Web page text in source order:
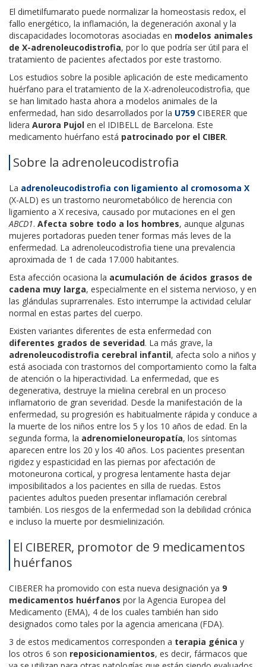
El dimetilfumarato puede normalizar la homeostasis redox, el
fallo energético, la inflamación, la degeneración axonal y la
discapacidades locomotoras asociadas en modelos animales
de X-adrenoleucodistrofia, por lo que podría ser útil para el
tratamiento de pacientes afectados por este trastorno.
Los estudios sobre la posible aplicación de este medicamento
huérfano para el tratamiento de la X-adrenoleucodistrofia, que
se han limitado hasta ahora a modelos animales de la
enfermedad, han sido desarrollados por la U759CIBERER que
lidera Aurora Pujol en el IDIBELL de Barcelona. Este
medicamento huérfano está patrocinado por el CIBER.
Sobre la adrenoleucodistrofia
La adrenoleucodistrofia con ligamiento al cromosoma X
(X-ALD) es un trastorno neurometabólico de herencia con
ligamiento a X recesiva, causado por mutaciones en el gen
ABCD1. Afecta sobre todo a los hombres, aunque algunas
mujeres portadoras pueden tener formas más leves de la
enfermedad. La adrenoleucodistrofia tiene una prevalencia
aproximada de 1 de cada 17.000 habitantes.
Esta afección ocasiona la acumulación de ácidos grasos de
cadena muy larga, especialmente en el sistema nervioso, y en
las glándulas suprarrenales. Esto interrumpe la actividad celular
normal en estas partes del cuerpo.
Existen variantes diferentes de esta enfermedad con
diferentes grados de severidad. La más grave, la
adrenoleucodistrofia cerebral infantil, afecta solo a niños y
está asociada con trastornos del comportamiento como la falta
de atención o la hiperactividad. La enfermedad, que es
degenerativa, destruye la mielina cerebral en un proceso
inflamatorio de gran severidad. Desde la manifestación de la
enfermedad, su progresión es habitualmente rápida y conduce a
la muerte de los niños entre los 5 y los 10 años de edad. En la
segunda forma, la adrenomieloneuropatía, los síntomas
aparecen entre los 20 y los 40 años. Los pacientes presentan
rigidez y espasticidad en las piernas por afectación de
motoneurona cortical, y progresa lentamente hasta dejar
imposibilitados a los pacientes en silla de ruedas. Estos
pacientes adultos pueden presentar inflamación cerebral
también. Los riesgos de la enfermedad son la debilidad crónica
e incluso la muerte por desmielinización.
El CIBERER, promotor de 9 medicamentos
huérfanos
CIBERER ha promovido con esta nueva designación ya 9
medicamentos huérfanos por la Agencia Europea del
Medicamento (EMA), 4 de los cuales también han sido
designados como tales por la agencia americana (FDA).
3 de estos medicamentos corresponden a terapia génica y
los otros 6 son reposicionamientos, es decir, fármacos que